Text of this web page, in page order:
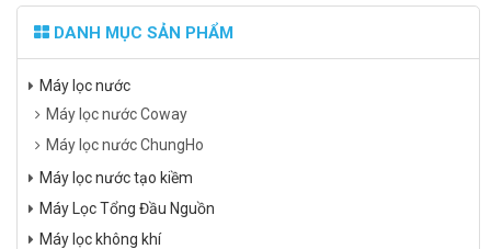
DANH MỤC SẢN PHẨM
Máy lọc nước
Máy lọc nước Coway
Máy lọc nước ChungHo
Máy lọc nước tạo kiềm
Máy Lọc Tổng Đầu Nguồn
Máy lọc không khí